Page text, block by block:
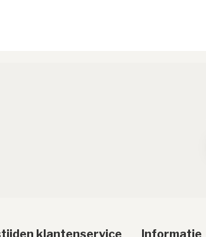
klantenservice Informatie